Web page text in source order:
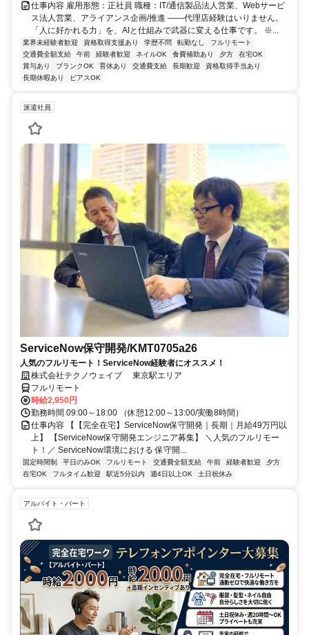
仕事内容 雇用形態：正社員 職種：IT/通信製品法人営業、Webサービ
ス法人営業、アライアンス企画/推進 ――代理店経験はいりません。
「人に好かれる力」を、AIと仕組みで武器に変える仕事です。 ※...
業界未経験者歓迎 資格取得支援あり 学歴不問 転勤なし
フルリモート
交通費全額支給
午前 経験者歓迎 ネイルOK 食費補助あり 夕方
在宅OK
賞与あり
ブランクOK 育休あり 交通費支給 長期歓迎
資格取得手当あり
長期休暇あり
ピアスOK
派遣社員
ServiceNow保守開発/KMT0705a26
人気のフルリモート！ServiceNow経験者にオススメ！
株式会社テクノウェイブ 東京駅エリア
フルリモート
時給2,950円
勤務時間 09:00～18:00 （休憩12:00～13:00/実働8時間）
仕事内容 【【完全在宅】ServiceNow保守開発｜長期｜月給49万円以
上】 【ServiceNow保守開発エンジニア募集】 ＼人気のフルリモー
ト！／ ServiceNow環境における 保守開...
固定時間制 平日のみOK フルリモート 交通費全額支給 午前 経験者歓迎
夕方
在宅OK
フルタイム歓迎 駅近5分以内 週4日以上OK 土日祝休み
アルバイト・パート